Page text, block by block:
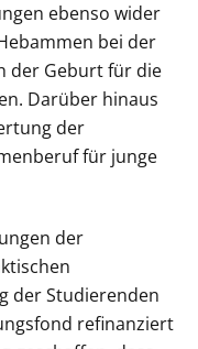
ebenso wider
bei der
der Geburt für die
Darüber hinaus
der
für junge
der
der Studierenden
refinanziert